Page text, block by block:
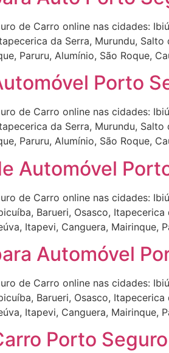
de Carro online nas cidades:
da Serra, Murundu,
Paruru, Alumínio, São Roque,
Porto
de Carro online nas cidades:
da Serra, Murundu,
Paruru, Alumínio, São Roque,
Automóvel
de Carro online nas cidades:
Barueri, Osasco,
Itapevi, Canguera, Mairinque,
Automóvel
de Carro online nas cidades:
Barueri, Osasco,
Itapevi, Canguera, Mairinque,
Porto